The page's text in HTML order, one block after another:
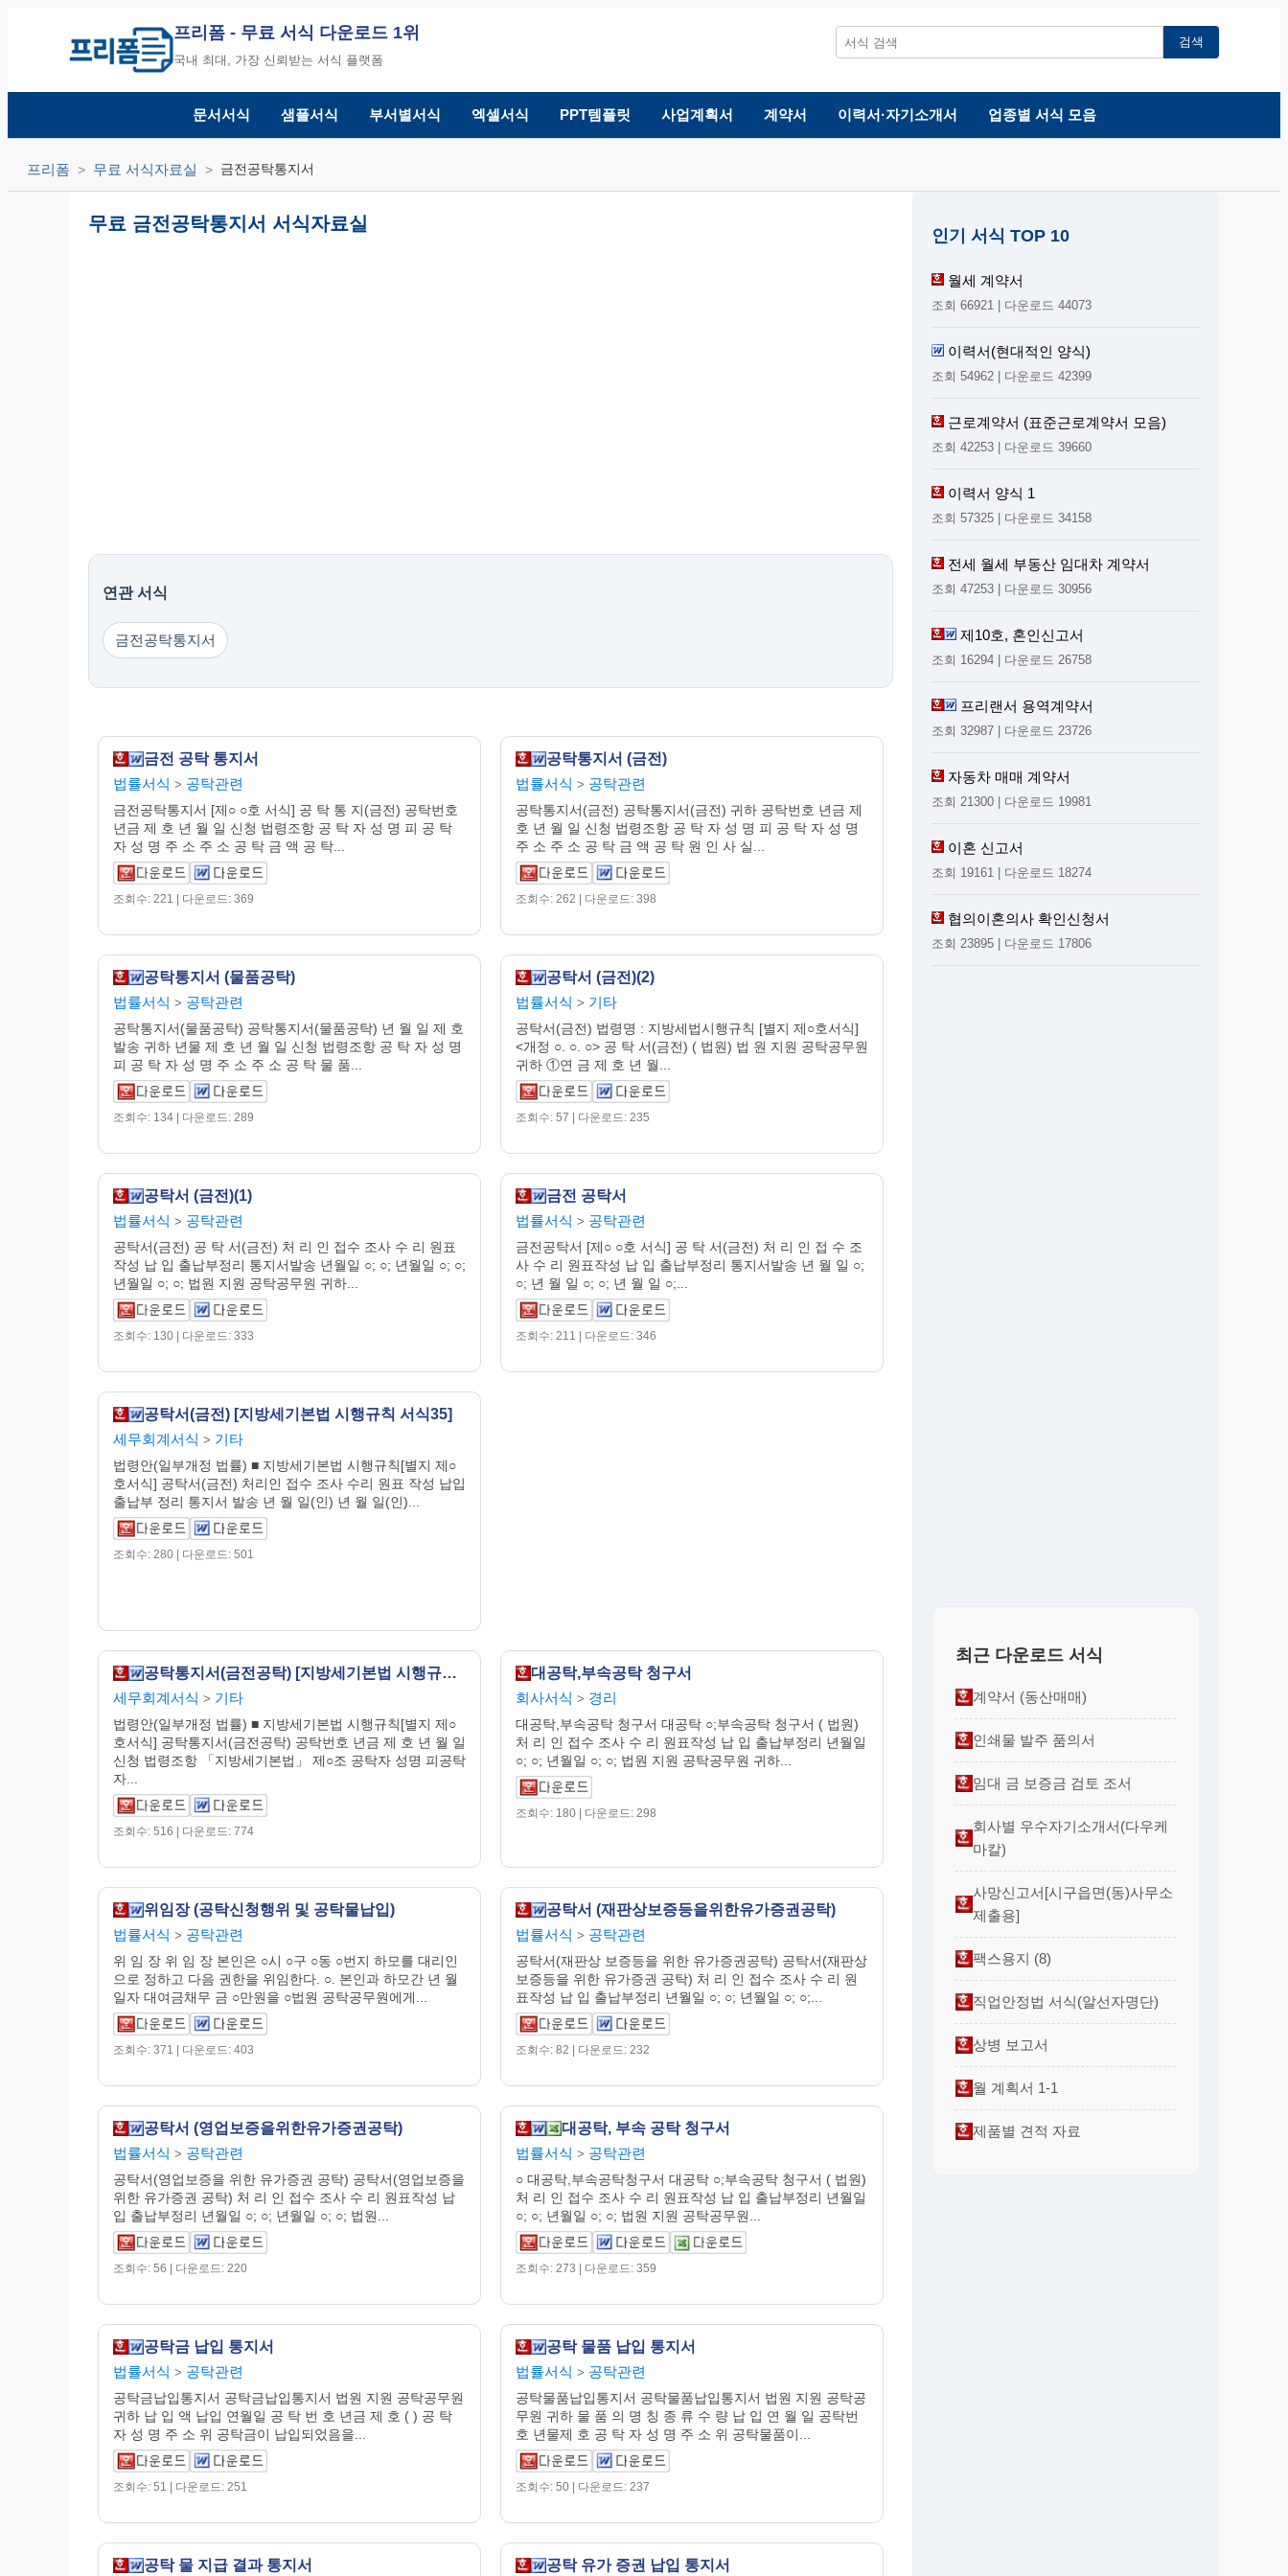
프리폼 - 무료 서식 다운로드 1위
국내 최대, 가장 신뢰받는 서식 플랫폼
검색
문서서식 샘플서식 부서별서식 엑셀서식 PPT템플릿 사업계획서 계약서 이력서·자기소개서 업종별 서식 모음
프리폼 무료 서식자료실 금전공탁통지서
무료 금전공탁통지서 서식자료실
연관 서식
금전공탁통지서
금전 공탁 통지서
법률서식 > 공탁관련
금전공탁통지서 [제○ ○호 서식] 공 탁 통 지(금전) 공탁번호
년금 제 호 년 월 일 신청 법령조항 공 탁 자 성 명 피 공 탁
자 성 명 주 소 주 소 공 탁 금 액 공 탁...
조회수: 221 | 다운로드: 369
공탁통지서 (금전)
법률서식 > 공탁관련
공탁통지서(금전) 공탁통지서(금전) 귀하 공탁번호 년금 제
호 년 월 일 신청 법령조항 공 탁 자 성 명 피 공 탁 자 성 명
주 소 주 소 공 탁 금 액 공 탁 원 인 사 실...
조회수: 262 | 다운로드: 398
공탁통지서 (물품공탁)
법률서식 > 공탁관련
공탁통지서(물품공탁) 공탁통지서(물품공탁) 년 월 일 제 호
발송 귀하 년물 제 호 년 월 일 신청 법령조항 공 탁 자 성 명
피 공 탁 자 성 명 주 소 주 소 공 탁 물 품...
조회수: 134 | 다운로드: 289
공탁서 (금전)(2)
법률서식 > 기타
공탁서(금전) 법령명 : 지방세법시행규칙 [별지 제○호서식]
<개정 ○. ○. ○> 공 탁 서(금전) ( 법원) 법 원 지원 공탁공무원
귀하 ①연 금 제 호 년 월...
조회수: 57 | 다운로드: 235
공탁서 (금전)(1)
법률서식 > 공탁관련
공탁서(금전) 공 탁 서(금전) 처 리 인 접수 조사 수 리 원표
작성 납 입 출납부정리 통지서발송 년월일 ○; ○; 년월일 ○; ○;
년월일 ○; ○; 법원 지원 공탁공무원 귀하...
조회수: 130 | 다운로드: 333
금전 공탁서
법률서식 > 공탁관련
금전공탁서 [제○ ○호 서식] 공 탁 서(금전) 처 리 인 접 수 조
사 수 리 원표작성 납 입 출납부정리 통지서발송 년 월 일 ○;
○; 년 월 일 ○; ○; 년 월 일 ○;...
조회수: 211 | 다운로드: 346
공탁서(금전) [지방세기본법 시행규칙 서식35]
세무회계서식 > 기타
법령안(일부개정 법률) ■ 지방세기본법 시행규칙[별지 제○
호서식] 공탁서(금전) 처리인 접수 조사 수리 원표 작성 납입
출납부 정리 통지서 발송 년 월 일(인) 년 월 일(인)...
조회수: 280 | 다운로드: 501
공탁통지서(금전공탁) [지방세기본법 시행규칙 서식36]
세무회계서식 > 기타
법령안(일부개정 법률) ■ 지방세기본법 시행규칙[별지 제○
호서식] 공탁통지서(금전공탁) 공탁번호 년금 제 호 년 월 일
신청 법령조항 「지방세기본법」 제○조 공탁자 성명 피공탁
자...
조회수: 516 | 다운로드: 774
대공탁,부속공탁 청구서
회사서식 > 경리
대공탁,부속공탁 청구서 대공탁 ○;부속공탁 청구서 ( 법원)
처 리 인 접수 조사 수 리 원표작성 납 입 출납부정리 년월일
○; ○; 년월일 ○; ○; 법원 지원 공탁공무원 귀하...
조회수: 180 | 다운로드: 298
위임장 (공탁신청행위 및 공탁물납입)
법률서식 > 공탁관련
위 임 장 위 임 장 본인은 ○시 ○구 ○동 ○번지 하모를 대리인
으로 정하고 다음 권한을 위임한다. ○. 본인과 하모간 년 월
일자 대여금채무 금 ○만원을 ○법원 공탁공무원에게...
조회수: 371 | 다운로드: 403
공탁서 (재판상보증등을위한유가증권공탁)
법률서식 > 공탁관련
공탁서(재판상 보증등을 위한 유가증권공탁) 공탁서(재판상
보증등을 위한 유가증권 공탁) 처 리 인 접수 조사 수 리 원
표작성 납 입 출납부정리 년월일 ○; ○; 년월일 ○; ○;...
조회수: 82 | 다운로드: 232
공탁서 (영업보증을위한유가증권공탁)
법률서식 > 공탁관련
공탁서(영업보증을 위한 유가증권 공탁) 공탁서(영업보증을
위한 유가증권 공탁) 처 리 인 접수 조사 수 리 원표작성 납
입 출납부정리 년월일 ○; ○; 년월일 ○; ○; 법원...
조회수: 56 | 다운로드: 220
대공탁, 부속 공탁 청구서
법률서식 > 공탁관련
○ 대공탁,부속공탁청구서 대공탁 ○;부속공탁 청구서 ( 법원)
처 리 인 접수 조사 수 리 원표작성 납 입 출납부정리 년월일
○; ○; 년월일 ○; ○; 법원 지원 공탁공무원...
조회수: 273 | 다운로드: 359
공탁금 납입 통지서
법률서식 > 공탁관련
공탁금납입통지서 공탁금납입통지서 법원 지원 공탁공무원
귀하 납 입 액 납입 연월일 공 탁 번 호 년금 제 호 ( ) 공 탁
자 성 명 주 소 위 공탁금이 납입되었음을...
조회수: 51 | 다운로드: 251
공탁 물품 납입 통지서
법률서식 > 공탁관련
공탁물품납입통지서 공탁물품납입통지서 법원 지원 공탁공
무원 귀하 물 품 의 명 칭 종 류 수 량 납 입 연 월 일 공탁번
호 년물제 호 공 탁 자 성 명 주 소 위 공탁물품이...
조회수: 50 | 다운로드: 237
공탁 물 지급 결과 통지서
공탁 유가 증권 납입 통지서
인기 서식 TOP 10
월세 계약서
조회 66921 | 다운로드 44073
이력서(현대적인 양식)
조회 54962 | 다운로드 42399
근로계약서 (표준근로계약서 모음)
조회 42253 | 다운로드 39660
이력서 양식 1
조회 57325 | 다운로드 34158
전세 월세 부동산 임대차 계약서
조회 47253 | 다운로드 30956
제10호, 혼인신고서
조회 16294 | 다운로드 26758
프리랜서 용역계약서
조회 32987 | 다운로드 23726
자동차 매매 계약서
조회 21300 | 다운로드 19981
이혼 신고서
조회 19161 | 다운로드 18274
협의이혼의사 확인신청서
조회 23895 | 다운로드 17806
최근 다운로드 서식
계약서 (동산매매)
인쇄물 발주 품의서
임대 금 보증금 검토 조서
회사별 우수자기소개서(다우케
마칼)
사망신고서[시구읍면(동)사무소
제출용]
팩스용지 (8)
직업안정법 서식(알선자명단)
상병 보고서
월 계획서 1-1
제품별 견적 자료